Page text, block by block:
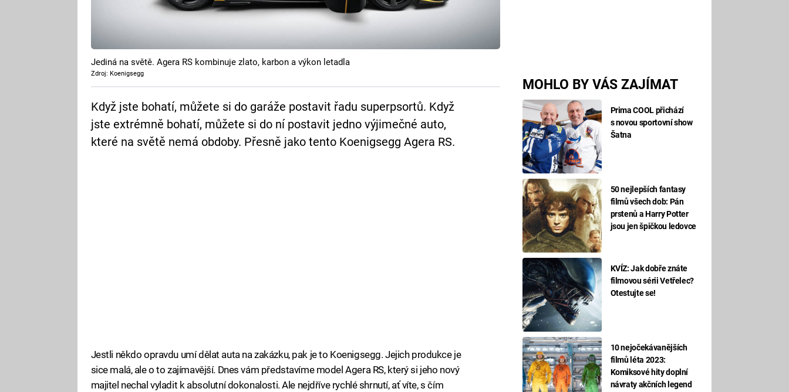
MOHLO BY VÁS ZAJÍMAT
Prima COOL přichází
s novou sportovní show
Šatna
50 nejlepších fantasy
filmů všech dob: Pán
prstenů a Harry Potter
jsou jen špičkou ledovce
KVÍZ: Jak dobře znáte
filmovou sérii Vetřelec?
Otestujte se!
10 nejočekávanějších
filmů léta 2023:
Komiksové hity doplní
návraty akčních legend
Jediná na světě. Agera RS kombinuje zlato, karbon a výkon letadla
Zdroj: Koenigsegg
Když jste bohatí, můžete si do garáže postavit řadu superpsortů. Když
jste extrémně bohatí, můžete si do ní postavit jedno výjimečné auto,
které na světě nemá obdoby. Přesně jako tento Koenigsegg Agera RS.
Jestli někdo opravdu umí dělat auta na zakázku, pak je to Koenigsegg. Jejich produkce je
sice malá, ale o to zajímavější. Dnes vám představíme model Agera RS, který si jeho nový
majitel nechal vyladit k absolutní dokonalosti. Ale nejdříve rychlé shrnutí, ať víte, s čím